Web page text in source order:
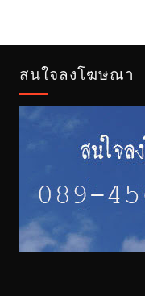
สนใจลงโฆษณา